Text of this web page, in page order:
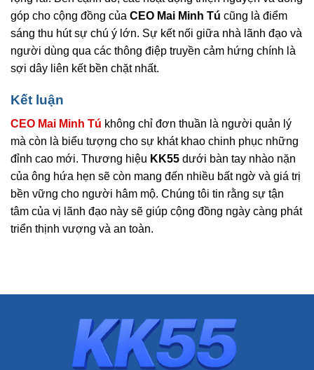
góp cho cộng đồng của CEO Mai Minh Tú cũng là điểm
sáng thu hút sự chú ý lớn. Sự kết nối giữa nhà lãnh đạo và
người dùng qua các thông điệp truyền cảm hứng chính là
sợi dây liên kết bền chặt nhất.
Kết luận
CEO Mai Minh Tú không chỉ đơn thuần là người quản lý
mà còn là biểu tượng cho sự khát khao chinh phục những
đỉnh cao mới. Thương hiệu KK55 dưới bàn tay nhào nặn
của ông hứa hẹn sẽ còn mang đến nhiều bất ngờ và giá trị
bền vững cho người hâm mộ. Chúng tôi tin rằng sự tận
tâm của vị lãnh đạo này sẽ giúp cộng đồng ngày càng phát
triển thịnh vượng và an toàn.